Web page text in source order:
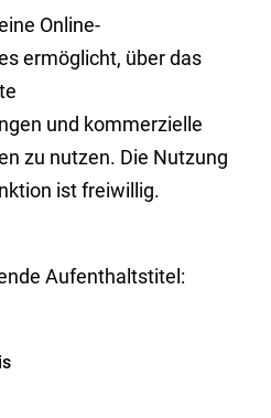
Online-
ermöglicht, über das
und kommerzielle
zu nutzen. Die Nutzung
ist freiwillig.
Aufenthaltstitel: